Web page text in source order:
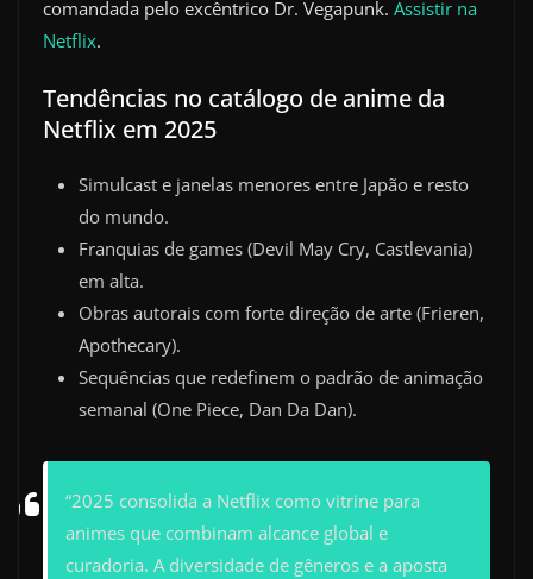
comandada pelo excêntrico Dr. Vegapunk. Assistir na
Netflix.
Tendências no catálogo de anime da
Netflix em 2025
Simulcast e janelas menores entre Japão e resto
do mundo.
Franquias de games (Devil May Cry, Castlevania)
em alta.
Obras autorais com forte direção de arte (Frieren,
Apothecary).
Sequências que redefinem o padrão de animação
semanal (One Piece, Dan Da Dan).
“2025 consolida a Netflix como vitrine para
animes que combinam alcance global e
curadoria. A diversidade de gêneros e a aposta